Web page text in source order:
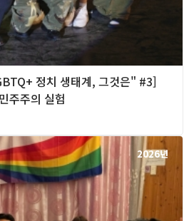
정치 생태계, 그것은" #3]
주주의 실험
2026년